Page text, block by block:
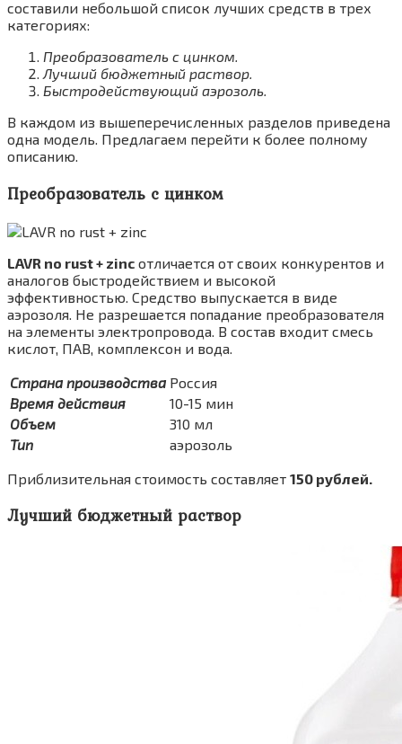
составили небольшой список лучших средств в трех
категориях:
Преобразователь с цинком.
Лучший бюджетный раствор.
Быстродействующий аэрозоль.
В каждом из вышеперечисленных разделов приведена
одна модель. Предлагаем перейти к более полному
описанию.
Преобразователь с цинком
LAVR no rust + zinc отличается от своих конкурентов и
аналогов быстродействием и высокой
эффективностью. Средство выпускается в виде
аэрозоля. Не разрешается попадание преобразователя
на элементы электропровода. В состав входит смесь
кислот, ПАВ, комплексон и вода.
Страна производства Россия
Время действия
10-15 мин
Объем
310 мл
Тип
аэрозоль
Приблизительная стоимость составляет 150 рублей.
Лучший бюджетный раствор